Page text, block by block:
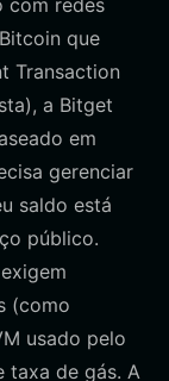
com redes
que
Transaction
a Bitget
em
gerenciar
saldo está
público.
(como
usado pelo
taxa de gás. A